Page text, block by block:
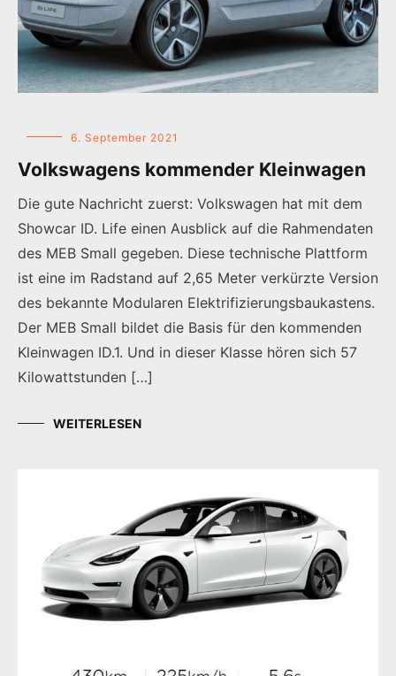
6. September 2021
Volkswagens kommender Kleinwagen
Die gute Nachricht zuerst: Volkswagen hat mit dem
Showcar ID. Life einen Ausblick auf die Rahmendaten
des MEB Small gegeben. Diese technische Plattform
ist eine im Radstand auf 2,65 Meter verkürzte Version
des bekannte Modularen Elektrifizierungsbaukastens.
Der MEB Small bildet die Basis für den kommenden
Kleinwagen ID.1. Und in dieser Klasse hören sich 57
Kilowattstunden […]
WEITERLESEN